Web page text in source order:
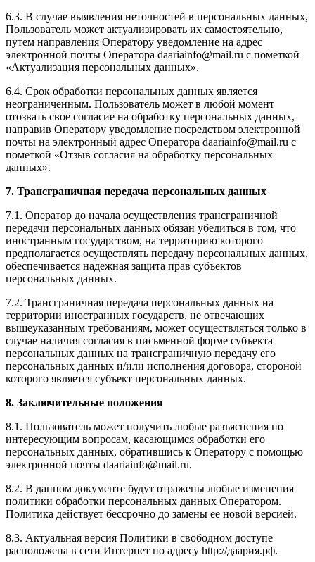
6.3. В случае выявления неточностей в персональных данных,
Пользователь может актуализировать их самостоятельно,
путем направления Оператору уведомление на адрес
электронной почты Оператора daariainfo@mail.ru с пометкой
«Актуализация персональных данных».
6.4. Срок обработки персональных данных является
неограниченным. Пользователь может в любой момент
отозвать свое согласие на обработку персональных данных,
направив Оператору уведомление посредством электронной
почты на электронный адрес Оператора daariainfo@mail.ru с
пометкой «Отзыв согласия на обработку персональных
данных».
7. Трансграничная передача персональных данных
7.1. Оператор до начала осуществления трансграничной
передачи персональных данных обязан убедиться в том, что
иностранным государством, на территорию которого
предполагается осуществлять передачу персональных данных,
обеспечивается надежная защита прав субъектов
персональных данных.
7.2. Трансграничная передача персональных данных на
территории иностранных государств, не отвечающих
вышеуказанным требованиям, может осуществляться только в
случае наличия согласия в письменной форме субъекта
персональных данных на трансграничную передачу его
персональных данных и/или исполнения договора, стороной
которого является субъект персональных данных.
8. Заключительные положения
8.1. Пользователь может получить любые разъяснения по
интересующим вопросам, касающимся обработки его
персональных данных, обратившись к Оператору с помощью
электронной почты daariainfo@mail.ru.
8.2. В данном документе будут отражены любые изменения
политики обработки персональных данных Оператором.
Политика действует бессрочно до замены ее новой версией.
8.3. Актуальная версия Политики в свободном доступе
расположена в сети Интернет по адресу http://даария.рф.